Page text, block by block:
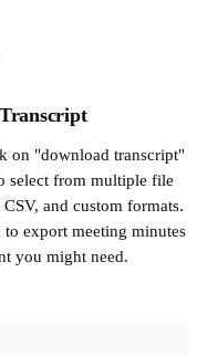
on "download transcript"
select from multiple file
and custom formats.
export meeting minutes
you might need.